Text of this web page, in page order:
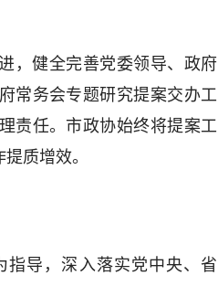
，健全完善党委领导、政府
常务会专题研究提案交办工
责任。市政协始终将提案工
质增效。
指导，深入落实党中央、省